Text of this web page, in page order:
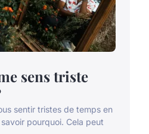
sens triste
sentir tristes de temps en
pourquoi. Cela peut